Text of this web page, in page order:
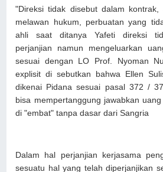
"Direksi tidak disebut dalam
melawan hukum, perbuatan yang
ahli saat ditanya Yafeti direksi
perjanjian namun mengeluarkan
sesuai dengan LO Prof. Nyoman
explisit di sebutkan bahwa Ellen
dikenai Pidana sesuai pasal 372 /
bisa mempertanggung jawabkan
di "embat" tanpa dasar dari Sangria
Dalam hal perjanjian kerjasama
sesuatu hal yang telah diperjanjikan